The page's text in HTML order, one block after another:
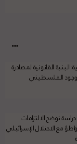
القانونية لمصادرة
الفلسطيني
توضح الالتزامات
مع الاحتلال الإسرائيلي